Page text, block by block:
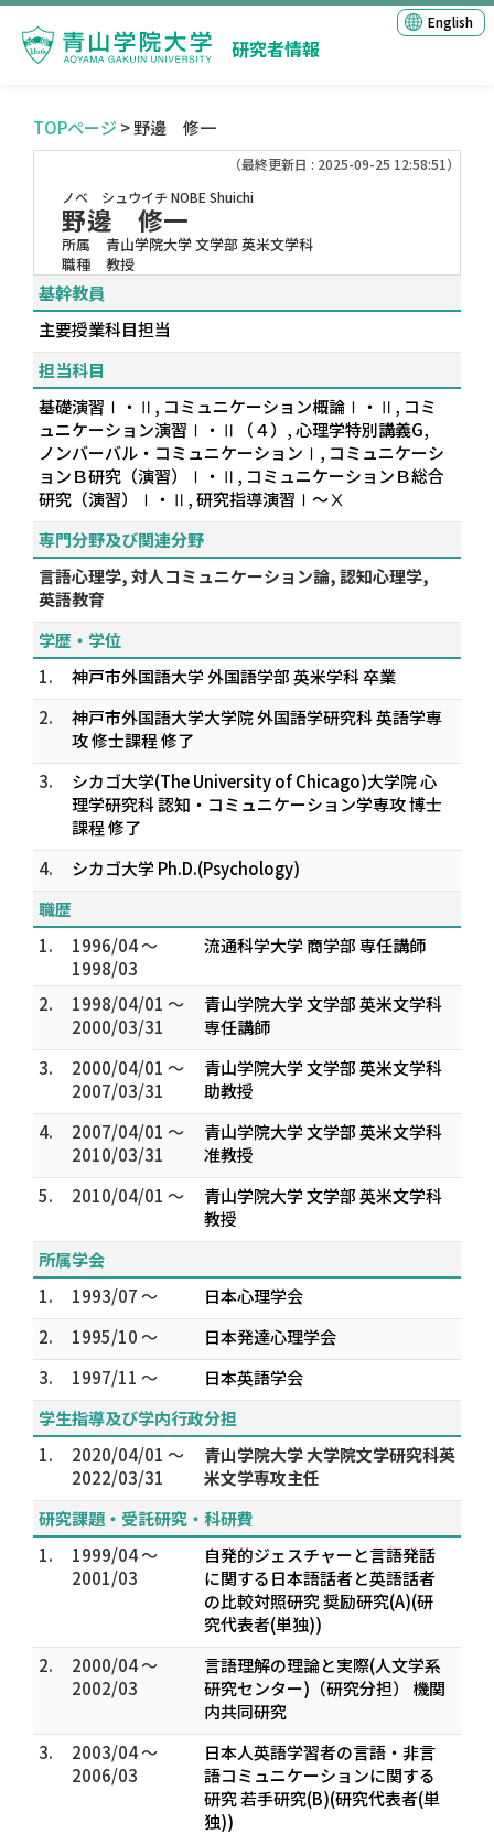
研究者情報
English
TOPページ > 野邊 修一
（最終更新日 : 2025-09-25 12:58:51）
ノベ シュウイチNOBE Shuichi
野邊 修一
所属
青山学院大学 文学部 英米文学科
職種
教授
基幹教員
主要授業科目担当
担当科目
基礎演習Ⅰ・Ⅱ, コミュニケーション概論Ⅰ・Ⅱ, コミ
ュニケーション演習Ⅰ・Ⅱ（４）, 心理学特別講義G,
ノンバーバル・コミュニケーションⅠ, コミュニケーシ
ョンＢ研究（演習）Ⅰ・Ⅱ, コミュニケーションＢ総合
研究（演習）Ⅰ・Ⅱ, 研究指導演習Ⅰ～Ⅹ
専門分野及び関連分野
言語心理学, 対人コミュニケーション論, 認知心理学,
英語教育
学歴・学位
1.
神戸市外国語大学 外国語学部 英米学科 卒業
2.
神戸市外国語大学大学院 外国語学研究科 英語学専
攻 修士課程 修了
3.
シカゴ大学(The University of Chicago)大学院 心
理学研究科 認知・コミュニケーション学専攻 博士
課程 修了
4.
シカゴ大学 Ph.D.(Psychology)
職歴
1.
1996/04 ～
1998/03
流通科学大学 商学部 専任講師
2.
1998/04/01 ～
2000/03/31
青山学院大学 文学部 英米文学科
専任講師
3.
2000/04/01 ～
2007/03/31
青山学院大学 文学部 英米文学科
助教授
4.
2007/04/01 ～
2010/03/31
青山学院大学 文学部 英米文学科
准教授
5.
2010/04/01 ～
青山学院大学 文学部 英米文学科
教授
所属学会
1.
1993/07 ～
日本心理学会
2.
1995/10 ～
日本発達心理学会
3.
1997/11 ～
日本英語学会
学生指導及び学内行政分担
1.
2020/04/01 ～
2022/03/31
青山学院大学 大学院文学研究科英
米文学専攻主任
研究課題・受託研究・科研費
1.
1999/04 ～
2001/03
自発的ジェスチャーと言語発話
に関する日本語話者と英語話者
の比較対照研究 奨励研究(A)(研
究代表者(単独))
2.
2000/04 ～
2002/03
言語理解の理論と実際(人文学系
研究センター)（研究分担） 機関
内共同研究
3.
2003/04 ～
2006/03
日本人英語学習者の言語・非言
語コミュニケーションに関する
研究 若手研究(B)(研究代表者(単
独))